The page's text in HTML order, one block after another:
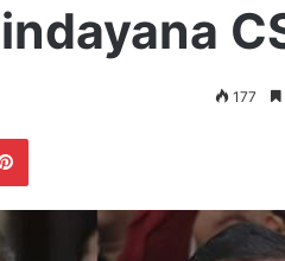
177
Pinterest